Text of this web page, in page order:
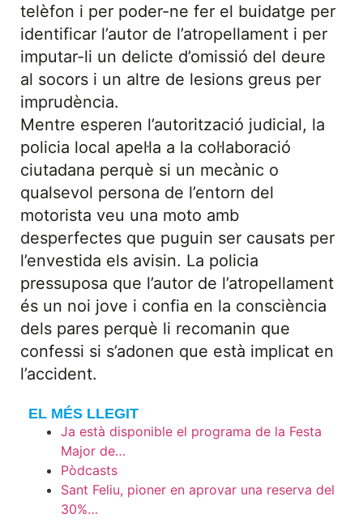
telèfon i per poder-ne fer el buidatge per
identificar l’autor de l’atropellament i per
imputar-li un delicte d’omissió del deure
al socors i un altre de lesions greus per
imprudència.
Mentre esperen l’autorització judicial, la
policia local apel·la a la col·laboració
ciutadana perquè si un mecànic o
qualsevol persona de l’entorn del
motorista veu una moto amb
desperfectes que puguin ser causats per
l’envestida els avisin. La policia
pressuposa que l’autor de l’atropellament
és un noi jove i confia en la consciència
dels pares perquè li recomanin que
confessi si s’adonen que està implicat en
l’accident.
EL MÉS LLEGIT
Ja està disponible el programa de la Festa
Major de…
Pòdcasts
Sant Feliu, pioner en aprovar una reserva del
30%…